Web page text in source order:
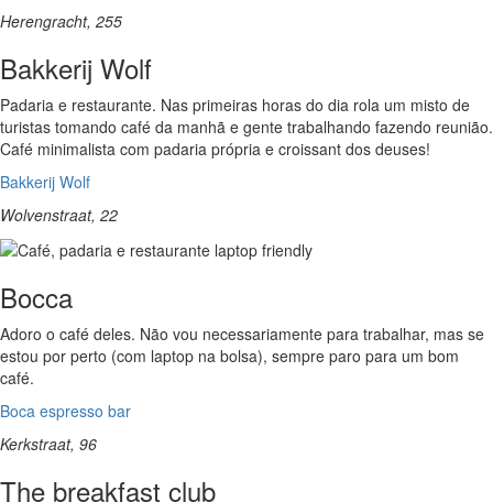
Herengracht, 255
Bakkerij Wolf
Padaria e restaurante. Nas primeiras horas do dia rola um misto de
turistas tomando café da manhã e gente trabalhando fazendo reunião.
Café minimalista com padaria própria e croissant dos deuses!
Bakkerij Wolf
Wolvenstraat, 22
Bocca
Adoro o café deles. Não vou necessariamente para trabalhar, mas se
estou por perto (com laptop na bolsa), sempre paro para um bom
café.
Boca espresso bar
Kerkstraat, 96
The breakfast club